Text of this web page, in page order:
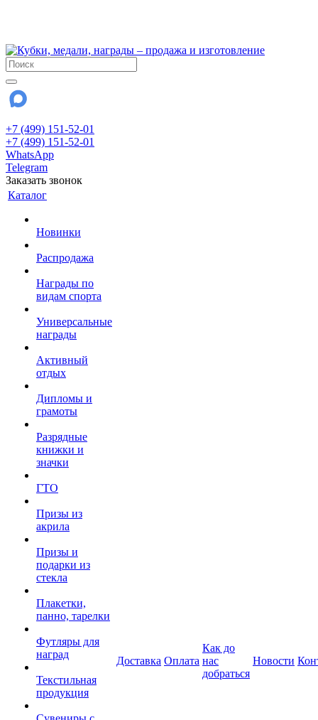
+7 (499) 151-52-01
+7 (499) 151-52-01
WhatsApp
Telegram
Заказать звонок
Каталог
Новинки
Распродажа
Награды по
видам спорта
Универсальные
награды
Активный
отдых
Дипломы и
грамоты
Разрядные
книжки и
значки
ГТО
Призы из
акрила
Призы и
подарки из
стекла
Плакетки,
панно, тарелки
Футляры для
наград
Текстильная
продукция
Доставка Оплата
Как до
нас
добраться
Новости